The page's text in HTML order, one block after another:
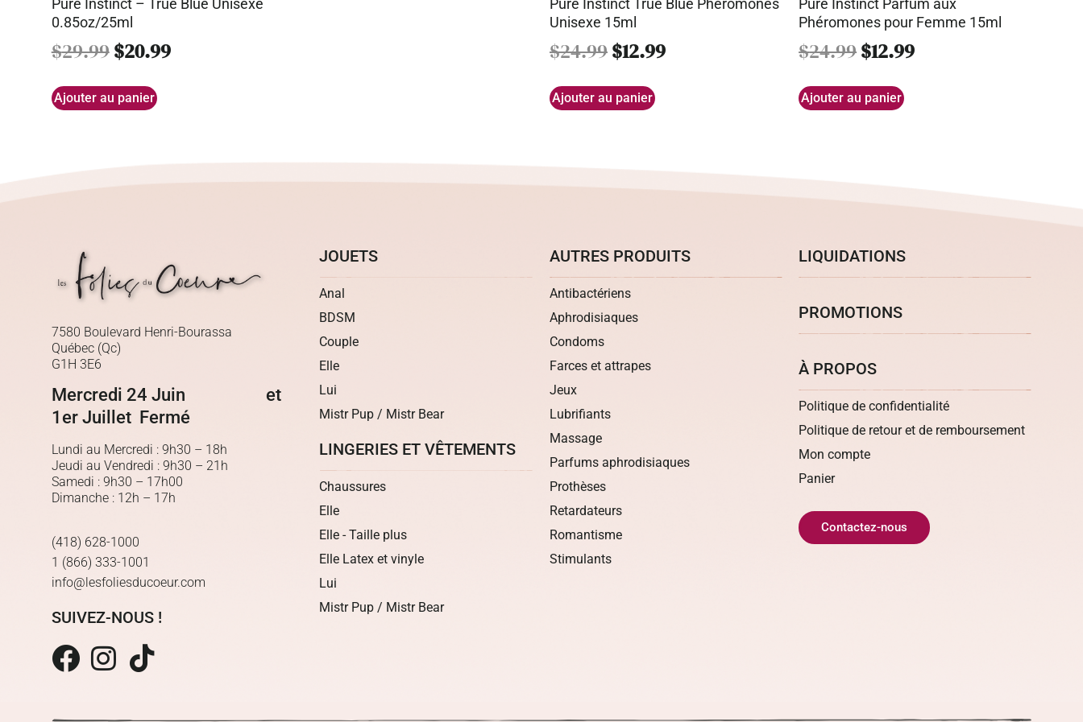
Pure Instinct – True Blue Unisexe
0.85oz/25ml
$29.99$20.99
Ajouter au panier
Pure Instinct True Blue Phéromones
Unisexe 15ml
$24.99$12.99
Ajouter au panier
Pure Instinct Parfum aux
Phéromones pour Femme 15ml
$24.99$12.99
Ajouter au panier
7580 Boulevard Henri-Bourassa
Québec (Qc)
G1H 3E6
Mercredi 24 Juin et
1er Juillet Fermé
Lundi au Mercredi : 9h30 – 18h
Jeudi au Vendredi : 9h30 – 21h
Samedi : 9h30 – 17h00
Dimanche : 12h – 17h
(418) 628-1000
1 (866) 333-1001
info@lesfoliesducoeur.com
SUIVEZ-NOUS !
JOUETS
Anal
BDSM
Couple
Elle
Lui
Mistr Pup / Mistr Bear
LINGERIES ET VÊTEMENTS
Chaussures
Elle
Elle - Taille plus
Elle Latex et vinyle
Lui
Mistr Pup / Mistr Bear
AUTRES PRODUITS
Antibactériens
Aphrodisiaques
Condoms
Farces et attrapes
Jeux
Lubrifiants
Massage
Parfums aphrodisiaques
Prothèses
Retardateurs
Romantisme
Stimulants
LIQUIDATIONS
PROMOTIONS
À PROPOS
Politique de confidentialité
Politique de retour et de remboursement
Mon compte
Panier
Contactez-nous